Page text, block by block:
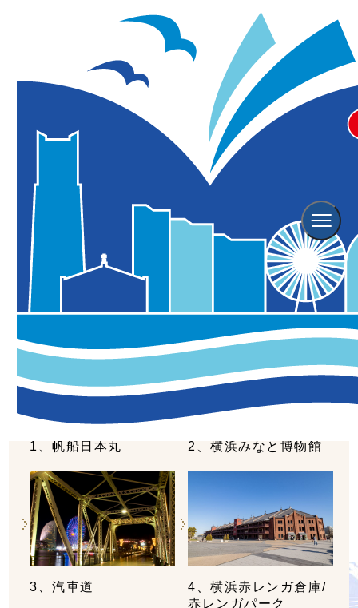
横浜観光TOP
オススメコース
歴史情緒あふれる人気エリア、「横浜赤レンガ倉庫」周辺を巡ろう！
歴史情緒あふれる人気エリア、「横浜赤レンガ倉
2020年12月24日更新
桜木町駅から汽車道を通り、横浜赤レンガ倉庫やよこ
はまコスモワールドなど、みなとみらい21エリアの中
でも歴史的なエリア、横浜を代表する定番観光スポッ
トを巡ります。
1、帆船日本丸 2、横浜みなと博物館
3、汽車道
4、横浜赤レンガ倉庫/
赤レンガパーク